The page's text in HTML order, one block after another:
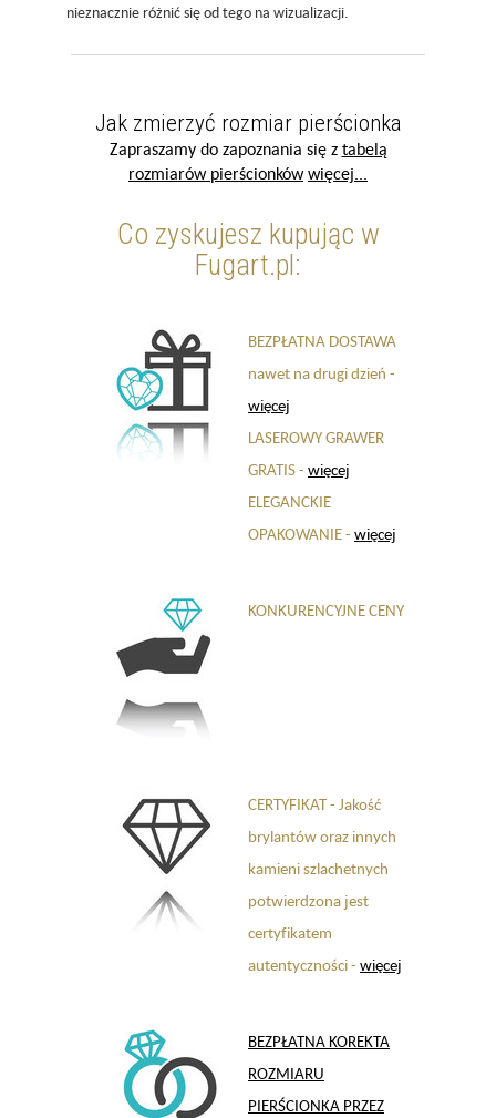
nieznacznie różnić się od tego na wizualizacji.
Jak zmierzyć rozmiar pierścionka
Zapraszamy do zapoznania się z tabelą
rozmiarów pierścionków więcej...
Co zyskujesz kupując w
Fugart.pl:
BEZPŁATNA DOSTAWA
nawet na drugi dzień -
więcej
LASEROWY GRAWER
GRATIS - więcej
ELEGANCKIE
OPAKOWANIE - więcej
KONKURENCYJNE CENY
CERTYFIKAT - Jakość
brylantów oraz innych
kamieni szlachetnych
potwierdzona jest
certyfikatem
autentyczności - więcej
BEZPŁATNA KOREKTA
ROZMIARU
PIERŚCIONKA PRZEZ